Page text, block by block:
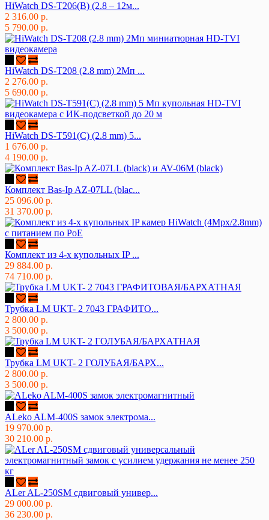
HiWatch DS-T206(B) (2.8 – 12м...
2 316.00 р.
5 790.00 р.
HiWatch DS-T208 (2.8 mm) 2Мп ...
2 276.00 р.
5 690.00 р.
HiWatch DS-T591(C) (2.8 mm) 5...
1 676.00 р.
4 190.00 р.
Комплект Bas-Ip AZ-07LL (blac...
25 096.00 р.
31 370.00 р.
Комплект из 4-х купольных IP ...
29 884.00 р.
74 710.00 р.
Трубка LM UKT- 2 7043 ГРАФИТО...
2 800.00 р.
3 500.00 р.
Трубка LM UKT- 2 ГОЛУБАЯ/БАРХ...
2 800.00 р.
3 500.00 р.
ALeko ALM-400S замок электрома...
19 970.00 р.
30 210.00 р.
ALer AL-250SM сдвиговый универ...
29 000.00 р.
36 230.00 р.